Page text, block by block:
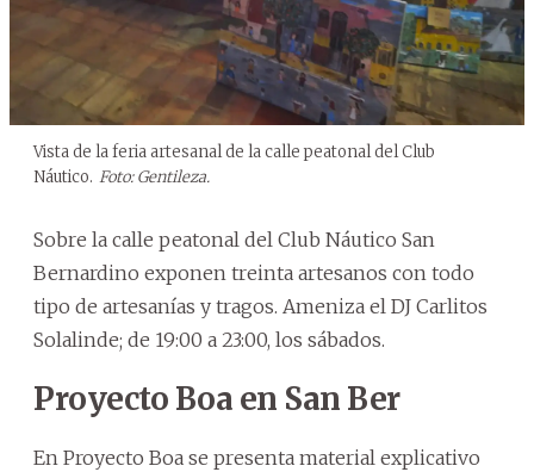
Vista de la feria artesanal de la calle peatonal del Club
Náutico. Foto: Gentileza.
Sobre la calle peatonal del Club Náutico San
Bernardino exponen treinta artesanos con todo
tipo de artesanías y tragos. Ameniza el DJ Carlitos
Solalinde; de 19:00 a 23:00, los sábados.
Proyecto Boa en San Ber
En Proyecto Boa se presenta material explicativo